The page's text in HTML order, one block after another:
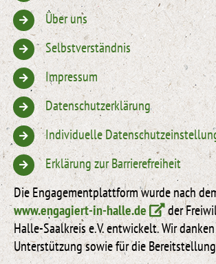
Über uns
Selbstverständnis
Impressum
Datenschutzerklärung
Individuelle
Erklärung zur Barrierefreiheit
Die Engagementplattform wurde nach
www.engagiert-in-halle.de
der
Halle-Saalkreis e.V. entwickelt. Wir
Unterstützung sowie für die